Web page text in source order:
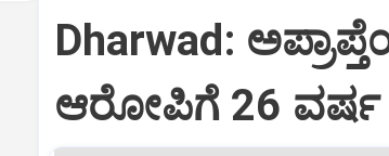
Dharwad:
ಆರೋಪಿಗೆ 26 ವರ್ಷ